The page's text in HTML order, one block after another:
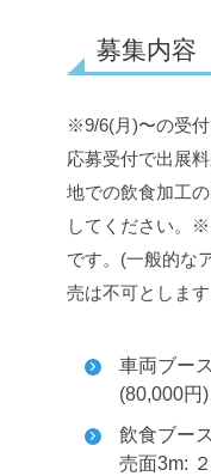
募集内容
※9/6(月)〜の受
応募受付で出展
地での飲食加工
してください。
※
です。(一般的な
売は不可としま
車両ブー
(80,000
飲食ブー
売面3m: